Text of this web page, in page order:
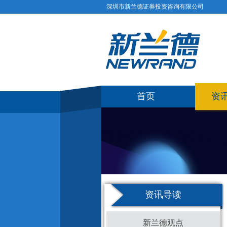
深圳市新兰德证券投资咨询有限公司
首页 资
资讯导读
新兰德观点